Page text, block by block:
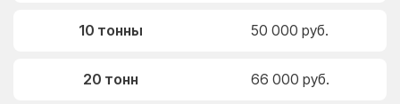
10 тонны 50 000 руб.
20 тонн 66 000 руб.